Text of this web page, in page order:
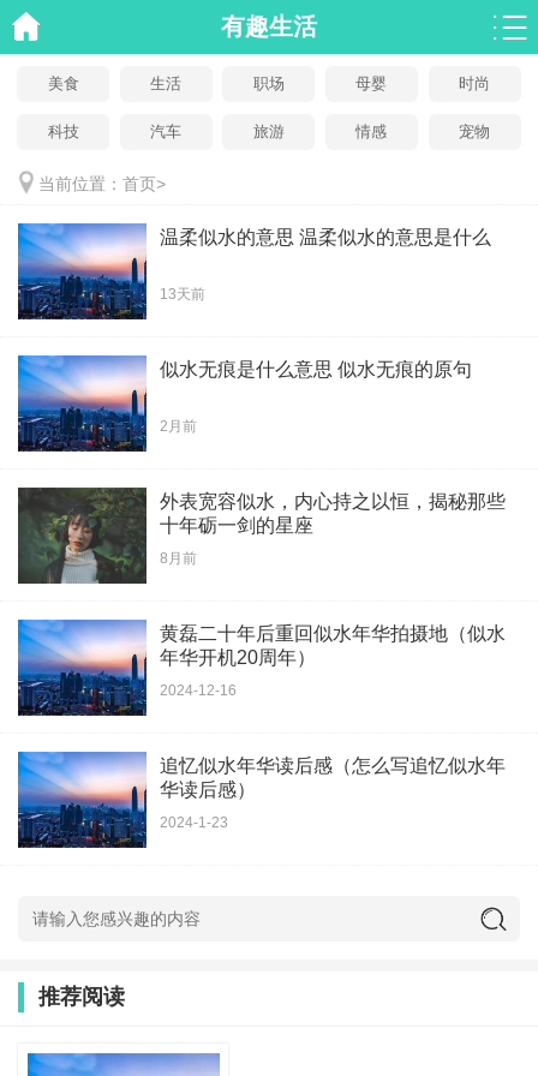
有趣生活
美食 生活 职场 母婴 时尚
科技 汽车 旅游 情感 宠物
当前位置： 首页>
温柔似水的意思 温柔似水的意思是什么
13天前
似水无痕是什么意思 似水无痕的原句
2月前
外表宽容似水，内心持之以恒，揭秘那些
十年砺一剑的星座
8月前
黄磊二十年后重回似水年华拍摄地（似水
年华开机20周年）
2024-12-16
追忆似水年华读后感（怎么写追忆似水年
华读后感）
2024-1-23
推荐阅读